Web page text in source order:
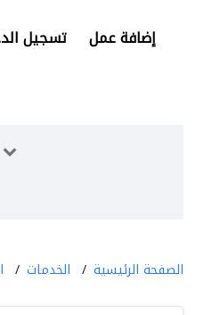
تسجيل إضافة عمل
الصفحة الرئيسية الخدمات